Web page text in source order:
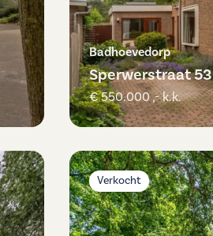
Badhoevedorp
Sperwerstraat 53
€ 550.000 ,- k.k.
Verkocht